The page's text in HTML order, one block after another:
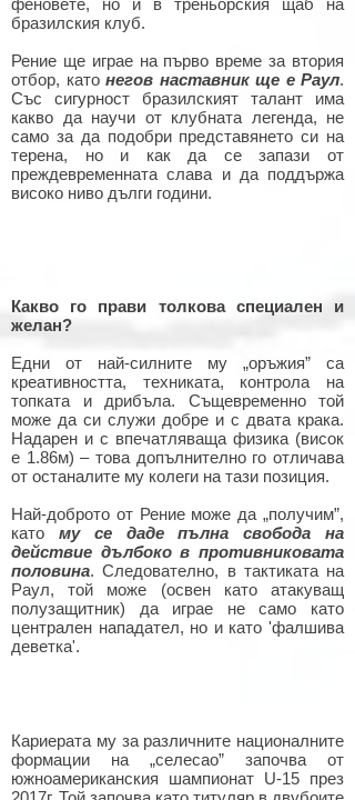
феновете, но и в треньорския щаб на
бразилския клуб.
Рение ще играе на първо време за втория
отбор, като негов наставник ще е Раул.
Със сигурност бразилският талант има
какво да научи от клубната легенда, не
само за да подобри представянето си на
терена, но и как да се запази от
преждевременната слава и да поддържа
високо ниво дълги години.
Какво го прави толкова специален и
желан?
Едни от най-силните му „оръжия” са
креативността, техниката, контрола на
топката и дрибъла. Същевременно той
може да си служи добре и с двата крака.
Надарен и с впечатляваща физика (висок
е 1.86м) – това допълнително го отличава
от останалите му колеги на тази позиция.
Най-доброто от Рение може да „получим”,
като му се даде пълна свобода на
действие дълбоко в противниковата
половина. Следователно, в тактиката на
Раул, той може (освен като атакуващ
полузащитник) да играе не само като
централен нападател, но и като 'фалшива
деветка'.
Кариерата му за различните националните
формации на „селесао” започва от
южноамериканския шампионат U-15 през